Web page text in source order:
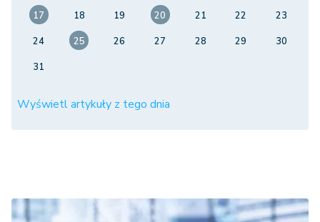
17
18 19 20 21 22
23
24
25 26 27 28 29
30
31
Wyświetl artykuły z tego dnia